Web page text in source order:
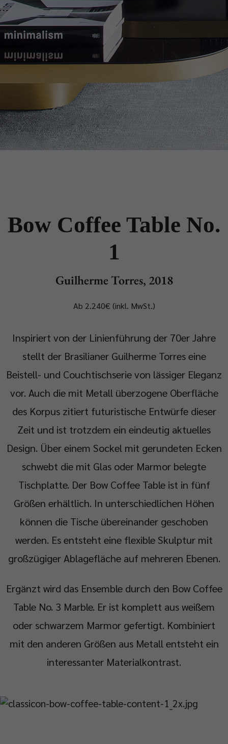
Bow Coffee Table No.
1
Guilherme Torres, 2018
Ab 2.240€ (inkl. MwSt.)
Inspiriert von der Linienführung der 70er Jahre
stellt der Brasilianer Guilherme Torres eine
Beistell- und Couchtischserie von lässiger Eleganz
vor. Auch die mit Metall überzogene Oberfläche
des Korpus zitiert futuristische Entwürfe dieser
Zeit und ist trotzdem ein eindeutig aktuelles
Design. Über einem Sockel mit gerundeten Ecken
schwebt die mit Glas oder Marmor belegte
Tischplatte. Der Bow Coffee Table ist in fünf
Größen erhältlich. In unterschiedlichen Höhen
können die Tische übereinander geschoben
werden. Es entsteht eine flexible Skulptur mit
großzügiger Ablagefläche auf mehreren Ebenen.
Ergänzt wird das Ensemble durch den Bow Coffee
Table No. 3 Marble. Er ist komplett aus weißem
oder schwarzem Marmor gefertigt. Kombiniert
mit den anderen Größen aus Metall entsteht ein
interessanter Materialkontrast.